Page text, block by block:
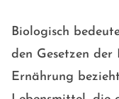
Biologisch
den Gesetzen
Ernährung